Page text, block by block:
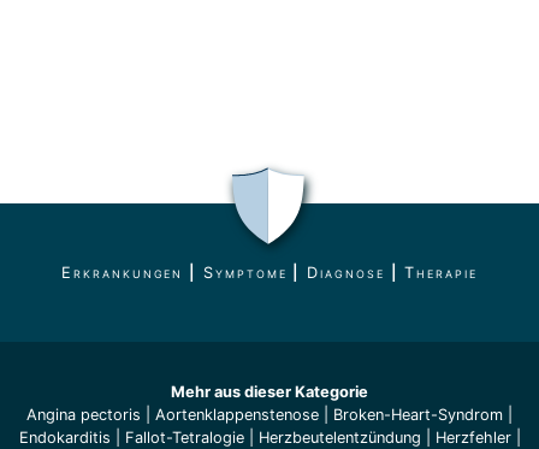
Erkrankungen Symptome Diagnose |Therapie
Mehr aus dieser Kategorie
Angina pectoris
Aortenklappenstenose Broken-Heart-Syndrom
Endokarditis
Fallot-Tetralogie| Herzbeutelentzündung Herzfehler|